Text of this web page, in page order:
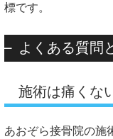
標です。
よくある質問
施術は痛くな
あおぞら接骨院の施